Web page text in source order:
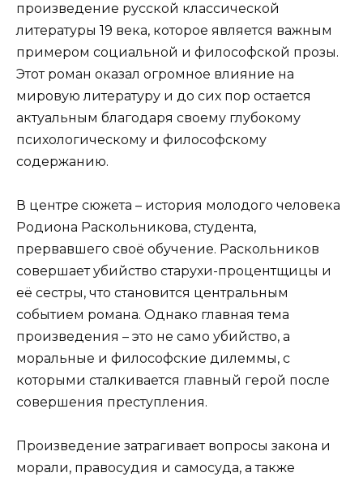
произведение русской классической
литературы 19 века, которое является важным
примером социальной и философской прозы.
Этот роман оказал огромное влияние на
мировую литературу и до сих пор остается
актуальным благодаря своему глубокому
психологическому и философскому
содержанию.
В центре сюжета – история молодого человека
Родиона Раскольникова, студента,
прервавшего своё обучение. Раскольников
совершает убийство старухи-процентщицы и
её сестры, что становится центральным
событием романа. Однако главная тема
произведения – это не само убийство, а
моральные и философские дилеммы, с
которыми сталкивается главный герой после
совершения преступления.
Произведение затрагивает вопросы закона и
морали, правосудия и самосуда, а также